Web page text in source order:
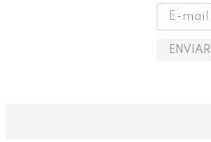
ENVIAR